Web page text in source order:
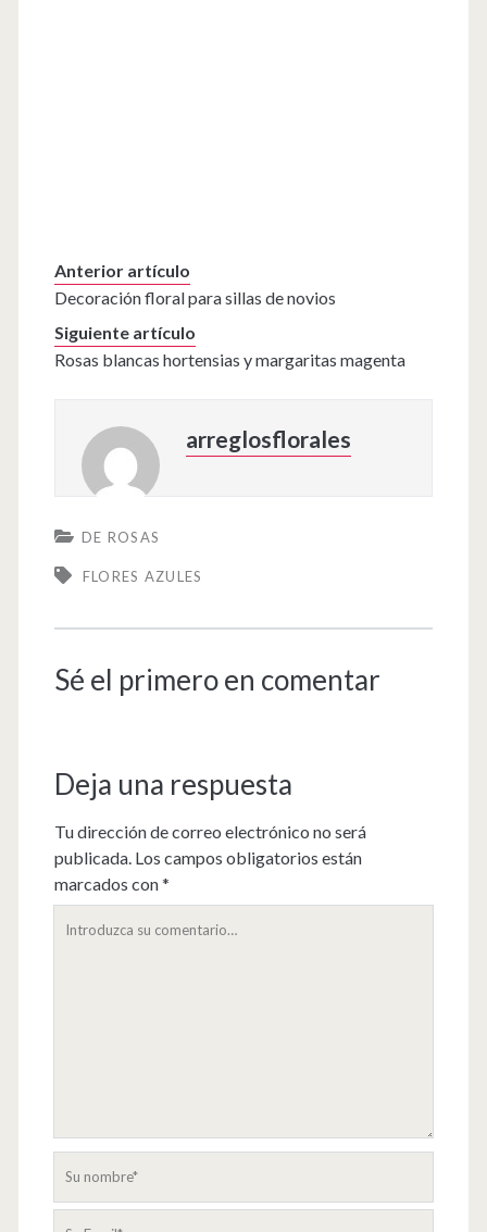
Anterior artículo
Decoración floral para sillas de novios
Siguiente artículo
Rosas blancas hortensias y margaritas magenta
arreglosflorales
DE ROSAS
FLORES AZULES
Sé el primero en comentar
Deja una respuesta
Tu dirección de correo electrónico no será
publicada. Los campos obligatorios están
marcados con*